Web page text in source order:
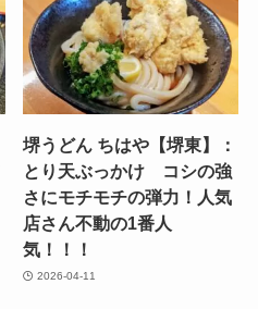
堺うどん ちはや【堺東】：
とり天ぶっかけ コシの強
さにモチモチの弾力！人気
店さん不動の1番人
気！！！
2026-04-11